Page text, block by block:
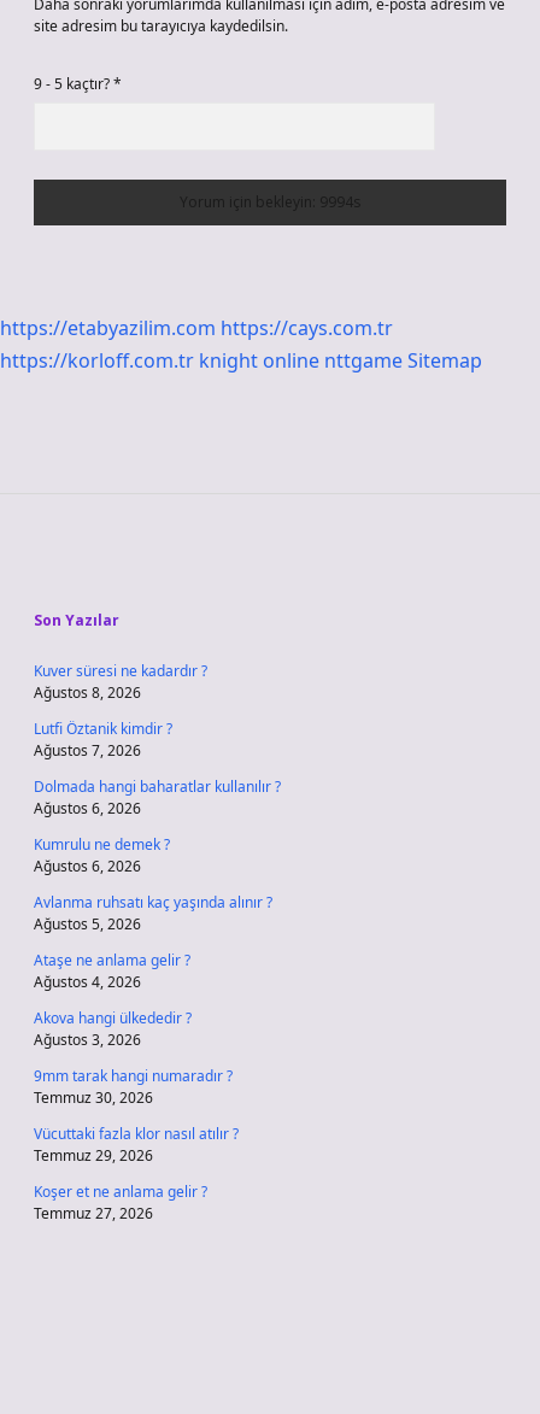
Daha sonraki yorumlarımda kullanılması için adım, e-posta adresim ve
site adresim bu tarayıcıya kaydedilsin.
9 - 5 kaçtır?*
https://etabyazilim.com https://cays.com.tr
https://korloff.com.tr knight online nttgameSitemap
Son Yazılar
Kuver süresi ne kadardır ?
Ağustos 8, 2026
Lutfi Öztanik kimdir ?
Ağustos 7, 2026
Dolmada hangi baharatlar kullanılır ?
Ağustos 6, 2026
Kumrulu ne demek ?
Ağustos 6, 2026
Avlanma ruhsatı kaç yaşında alınır ?
Ağustos 5, 2026
Ataşe ne anlama gelir ?
Ağustos 4, 2026
Akova hangi ülkededir ?
Ağustos 3, 2026
9mm tarak hangi numaradır ?
Temmuz 30, 2026
Vücuttaki fazla klor nasıl atılır ?
Temmuz 29, 2026
Koşer et ne anlama gelir ?
Temmuz 27, 2026